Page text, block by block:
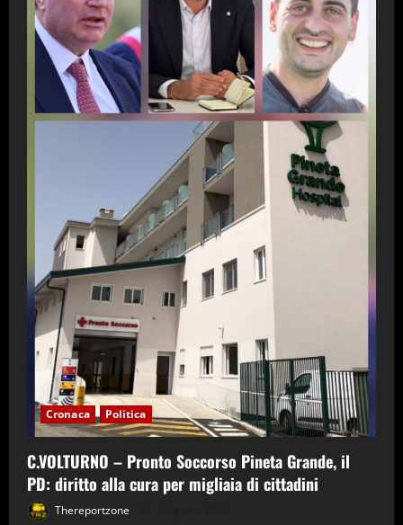
Cronaca Politica
C.VOLTURNO – Pronto Soccorso Pineta Grande, il
PD: diritto alla cura per migliaia di cittadini
Thereportzone